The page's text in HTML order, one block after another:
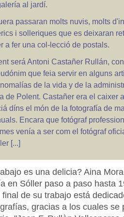
al jardí.
passaran molts nuvis, molts
i solleriques que es deixaran
a fer una col-lecció de postals.
será Antoni Castañer Rullán,
que feia servir en alguns
de la vida y de la
de Polent. Castañer era el caixer
díns el món de la fotografía de
Encara que fotógraf
venía a ser com el fotógraf
[...]
es una delicia? Aina
en Sóller paso a paso hasta
de su trabajo está
gracias a los cuales se